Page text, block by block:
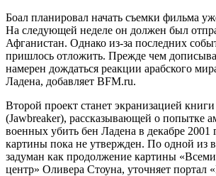
Боал планировал начать съемки фильма
На следующей неделе он должен был
Афганистан. Однако из-за последних
пришлось отложить. Прежде чем
намерен дождаться реакции арабского
Ладена, добавляет BFM.ru.
Второй проект станет экранизацией
(Jawbreaker), рассказывающей о попытке
военных убить бен Ладена в декабре 2001
картины пока не утвержден. По одной из
задуман как продолжение картины
центр» Оливера Стоуна, уточняет портал